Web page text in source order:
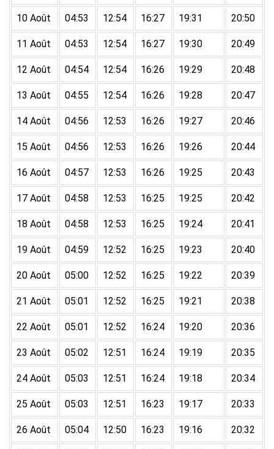
10 Août 04:53 12:54 16:27 19:31 20:50
11 Août 04:53 12:54 16:27 19:30 20:49
12 Août 04:54 12:54 16:26 19:29 20:48
13 Août 04:55 12:54 16:26 19:28 20:47
14 Août 04:56 12:53 16:26 19:27 20:46
15 Août 04:56 12:53 16:26 19:26 20:44
16 Août 04:57 12:53 16:26 19:25 20:43
17 Août 04:58 12:53 16:25 19:25 20:42
18 Août 04:58 12:53 16:25 19:24 20:41
19 Août 04:59 12:52 16:25 19:23 20:40
20 Août 05:00 12:52 16:25 19:22 20:39
21 Août 05:01 12:52 16:25 19:21 20:38
22 Août 05:01 12:52 16:24 19:20 20:36
23 Août 05:02 12:51 16:24 19:19 20:35
24 Août 05:03 12:51 16:24 19:18 20:34
25 Août 05:03 12:51 16:23 19:17 20:33
26 Août 05:04 12:50 16:23 19:16 20:32